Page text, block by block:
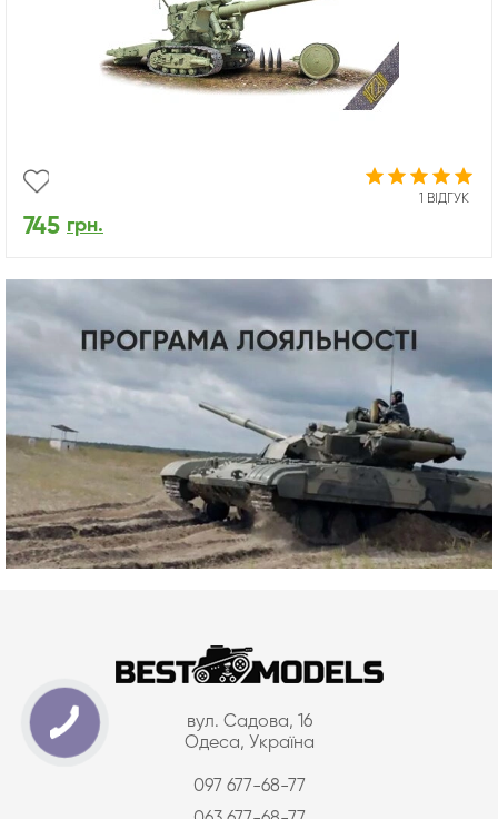
1 ВІДГУК
745 грн.
вул. Садова, 16
Одеса, Україна
097 677-68-77